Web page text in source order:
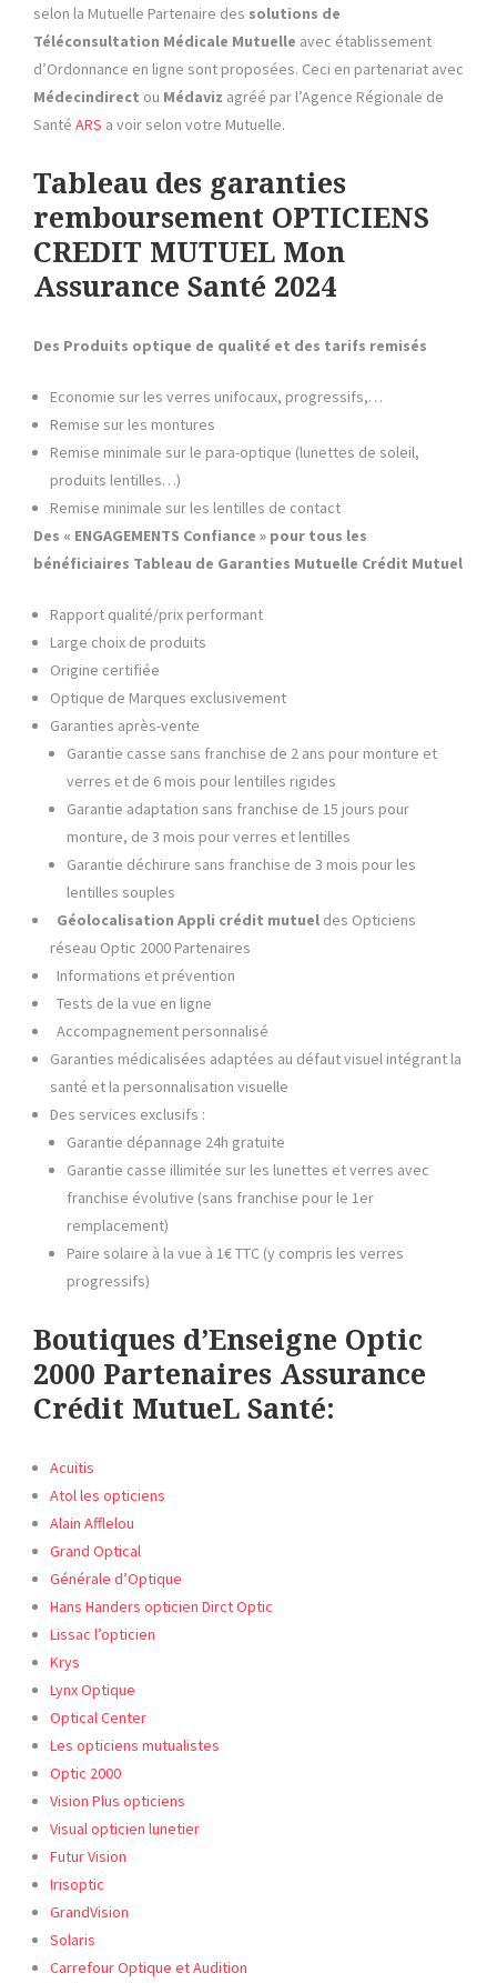
selon la Mutuelle Partenaire des solutions de
Téléconsultation Médicale Mutuelle avec établissement
d’Ordonnance en ligne sont proposées. Ceci en partenariat avec
Médecindirect ou Médaviz agréé par l’Agence Régionale de
Santé ARS a voir selon votre Mutuelle.
Tableau des garanties
remboursement OPTICIENS
CREDIT MUTUEL Mon
Assurance Santé 2024
Des Produits optique de qualité et des tarifs remisés
Economie sur les verres unifocaux, progressifs,…
Remise sur les montures
Remise minimale sur le para-optique (lunettes de soleil,
produits lentilles…)
Remise minimale sur les lentilles de contact
Des « ENGAGEMENTS Confiance » pour tous les
bénéficiaires Tableau de Garanties Mutuelle Crédit Mutuel
Rapport qualité/prix performant
Large choix de produits
Origine certifiée
Optique de Marques exclusivement
Garanties après-vente
Garantie casse sans franchise de 2 ans pour monture et
verres et de 6 mois pour lentilles rigides
Garantie adaptation sans franchise de 15 jours pour
monture, de 3 mois pour verres et lentilles
Garantie déchirure sans franchise de 3 mois pour les
lentilles souples
Géolocalisation Appli crédit mutuel des Opticiens
réseau Optic 2000 Partenaires
Informations et prévention
Tests de la vue en ligne
Accompagnement personnalisé
Garanties médicalisées adaptées au défaut visuel intégrant la
santé et la personnalisation visuelle
Des services exclusifs :
Garantie dépannage 24h gratuite
Garantie casse illimitée sur les lunettes et verres avec
franchise évolutive (sans franchise pour le 1er
remplacement)
Paire solaire à la vue à 1€ TTC (y compris les verres
progressifs)
Boutiques d’Enseigne Optic
2000 Partenaires Assurance
Crédit MutueL Santé:
Acuitis
Atol les opticiens
Alain Afflelou
Grand Optical
Générale d’Optique
Hans Handers opticien Dirct Optic
Lissac l’opticien
Krys
Lynx Optique
Optical Center
Les opticiens mutualistes
Optic 2000
Vision Plus opticiens
Visual opticien lunetier
Futur Vision
Irisoptic
GrandVision
Solaris
Carrefour Optique et Audition